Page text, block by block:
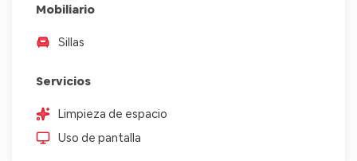
Mobiliario
Sillas
Servicios
Limpieza de espacio
Uso de pantalla